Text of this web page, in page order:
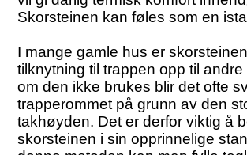
Skorsteinen kan føles som en
I mange gamle hus er
tilknytning til trappen opp til
om den ikke brukes blir det ofte
trapperommet på grunn av den
takhøyden. Det er derfor viktig å
skorsteinen i sin opprinnelige